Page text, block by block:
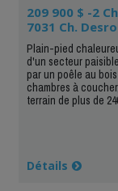
209 900 $ -2
7031 Ch.
Plain-pied
d'un secteur
par un poêle au
chambres à
terrain de plus de
Détails